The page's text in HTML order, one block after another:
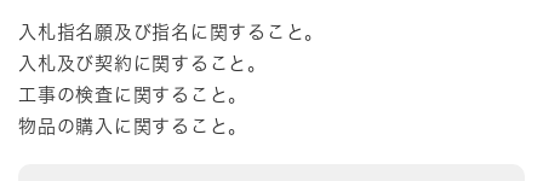
入札指名願及び指名に関すること。
入札及び契約に関すること。
工事の検査に関すること。
物品の購入に関すること。